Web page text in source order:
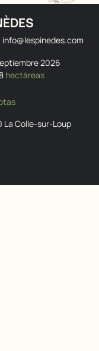
info@lespinedes.com
2026
hectáreas
La Colle-sur-Loup